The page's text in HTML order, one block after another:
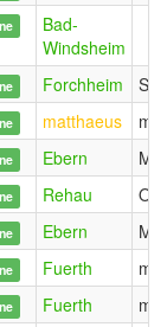
Bad-
Windsheim
Forchheim
matthaeus
Ebern
Rehau
Ebern
Fuerth
Fuerth